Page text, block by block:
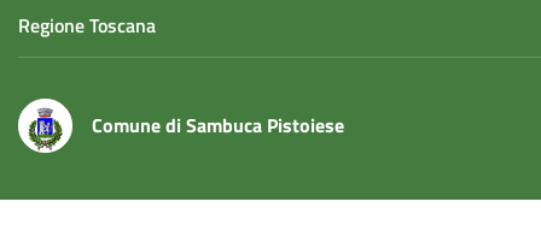
Regione Toscana
Comune di Sambuca Pistoiese